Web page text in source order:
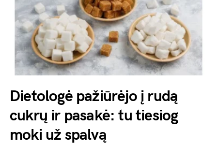
Dietologė pažiūrėjo į rudą
cukrų ir pasakė: tu tiesiog
moki už spalvą